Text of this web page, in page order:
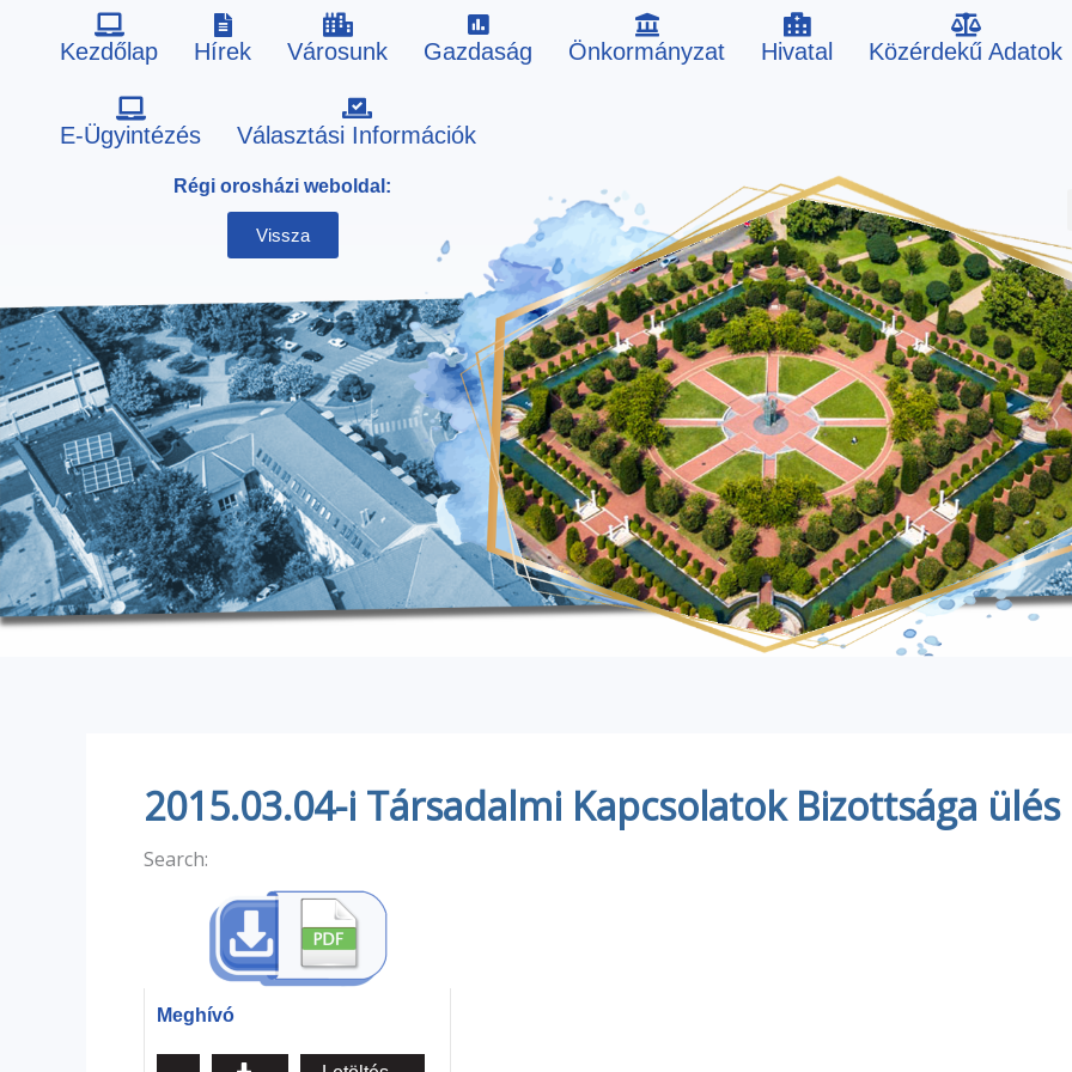
Kezdőlap Hírek Városunk Gazdaság Önkormányzat Hivatal Közérdekű Adatok
E-Ügyintézés Választási Információk
Régi orosházi weboldal:
Vissza
2015.03.04-i Társadalmi Kapcsolatok Bizottsága
Search:
Meghívó